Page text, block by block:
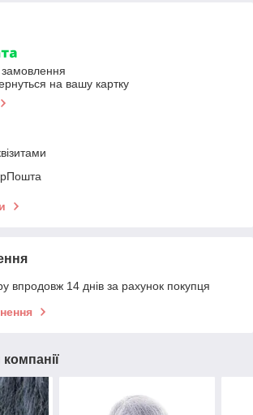
на вашу картку
впродовж 14 днів за рахунок покупця